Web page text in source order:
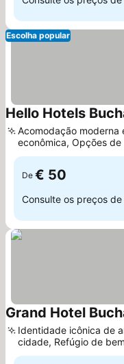
Escolha popular
Hello Hotels
Acomodação moderna
econômica, Opções
para famílias
De € 50
Consulte os preços de
Grand Hotel
Identidade icônica de
cidade, Refúgio de
Club 22